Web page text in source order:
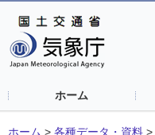
ホーム
ホーム > 各種データ・資料 >